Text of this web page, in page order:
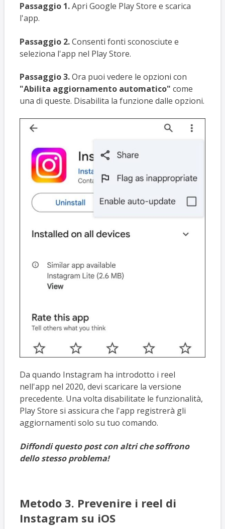
Passaggio 1.Apri Google Play Store e scarica
l'app.
Passaggio 2.Consenti fonti sconosciute e
seleziona l'app nel Play Store.
Passaggio 3.Ora puoi vedere le opzioni con
"Abilita aggiornamento automatico" come
una di queste. Disabilita la funzione dalle opzioni.
Da quando Instagram ha introdotto i reel
nell'app nel 2020, devi scaricare la versione
precedente. Una volta disabilitate le funzionalità,
Play Store si assicura che l'app registrerà gli
aggiornamenti solo su tuo comando.
Diffondi questo post con altri che soffrono
dello stesso problema!
Metodo 3. Prevenire i reel di
Instagram su iOS